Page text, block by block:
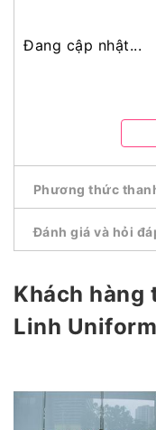
Đang cập nhật...
Phương thức
Đánh giá và hỏi
Khách hàng
Linh Uniform